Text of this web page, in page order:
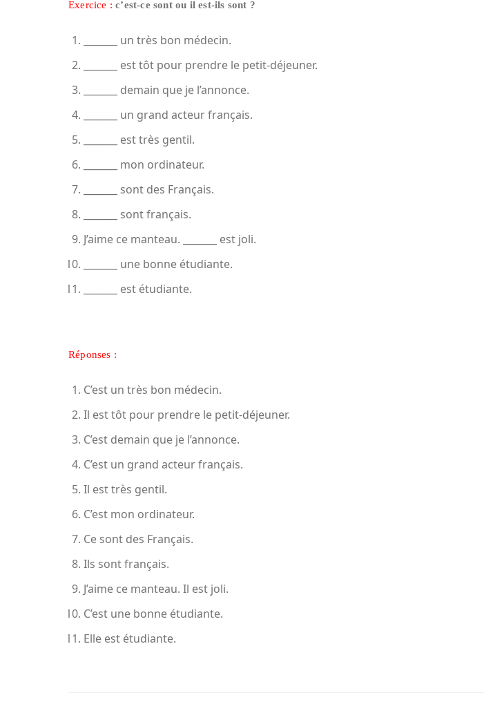
Exercice : c’est-ce sont ou il est-ils sont ?
_______ un très bon médecin.
_______ est tôt pour prendre le petit-déjeuner.
_______ demain que je l’annonce.
_______ un grand acteur français.
_______ est très gentil.
_______ mon ordinateur.
_______ sont des Français.
_______ sont français.
J’aime ce manteau. _______ est joli.
_______ une bonne étudiante.
_______ est étudiante.
Réponses :
C’est un très bon médecin.
Il est tôt pour prendre le petit-déjeuner.
C’est demain que je l’annonce.
C’est un grand acteur français.
Il est très gentil.
C’est mon ordinateur.
Ce sont des Français.
Ils sont français.
J’aime ce manteau. Il est joli.
C’est une bonne étudiante.
Elle est étudiante.